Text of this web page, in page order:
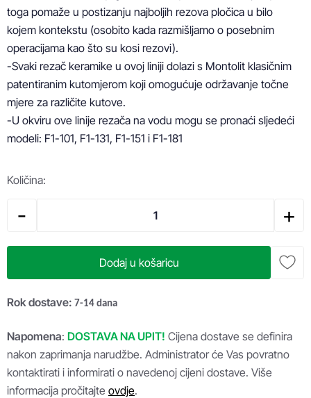
toga pomaže u postizanju najboljih rezova pločica u bilo
kojem kontekstu (osobito kada razmišljamo o posebnim
operacijama kao što su kosi rezovi).
-Svaki rezač keramike u ovoj liniji dolazi s Montolit klasičnim
patentiranim kutomjerom koji omogućuje održavanje točne
mjere za različite kutove.
-U okviru ove linije rezača na vodu mogu se pronaći sljedeći
modeli: F1-101, F1-131, F1-151 i F1-181
Količina:
- +
Dodaj u košaricu
Rok dostave: 7-14 dana
Napomena: DOSTAVA NA UPIT! Cijena dostave se definira
nakon zaprimanja narudžbe. Administrator će Vas povratno
kontaktirati i informirati o navedenoj cijeni dostave. Više
informacija pročitajte ovdje.